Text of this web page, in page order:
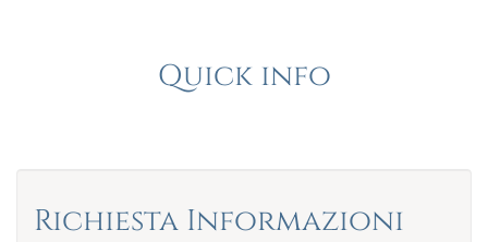
Quick info
Richiesta Informazioni